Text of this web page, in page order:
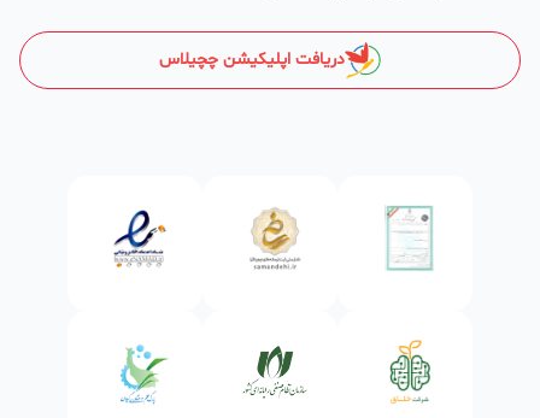
کدام کسب و کارها در چچیلاس میتوانند خود و محصولاتشان را
معرفی کنند؟
در واقع میتوان گفت تمامی کسب و کارهای مجاز در ایران و آنهایی که
ساختمان‌سازی و دکوراسیون
انواع مصالح ساختمانی از قبیل: شن‌، ماسه، پوکه معدنی، سیمان، گچ،
کف‌پوش،کاغذ دیواری، موکت، سیم، کابل، لامپ، پریز، پروژکتور، صنایع
چوبی، پمپ آب و... بخشی از کسب‌وکارها و محصولاتی‌اند که زیرمجموعه
دریافت اپلیکیشن چچیلاس